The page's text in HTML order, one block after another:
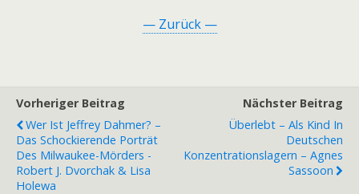
— Zurück —
Vorheriger Beitrag
Wer Ist Jeffrey Dahmer? –
Das Schockierende Porträt
Des Milwaukee-Mörders -
Robert J. Dvorchak & Lisa
Holewa
Nächster Beitrag
Überlebt – Als Kind In
Deutschen
Konzentrationslagern – Agnes
Sassoon